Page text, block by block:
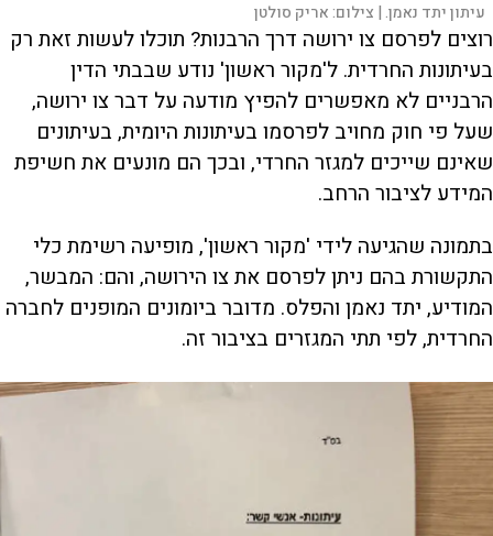
עיתון יתד נאמן. | צילום:אריק סולטן
רוצים לפרסם צו ירושה דרך הרבנות? תוכלו לעשות זאת רק
בעיתונות החרדית. ל'מקור ראשון' נודע שבבתי הדין
הרבניים לא מאפשרים להפיץ מודעה על דבר צו ירושה,
שעל פי חוק מחויב לפרסמו בעיתונות היומית, בעיתונים
שאינם שייכים למגזר החרדי, ובכך הם מונעים את חשיפת
המידע לציבור הרחב.
בתמונה שהגיעה לידי 'מקור ראשון', מופיעה רשימת כלי
התקשורת בהם ניתן לפרסם את צו הירושה, והם: המבשר,
המודיע, יתד נאמן והפלס. מדובר ביומונים המופנים לחברה
החרדית, לפי תתי המגזרים בציבור זה.